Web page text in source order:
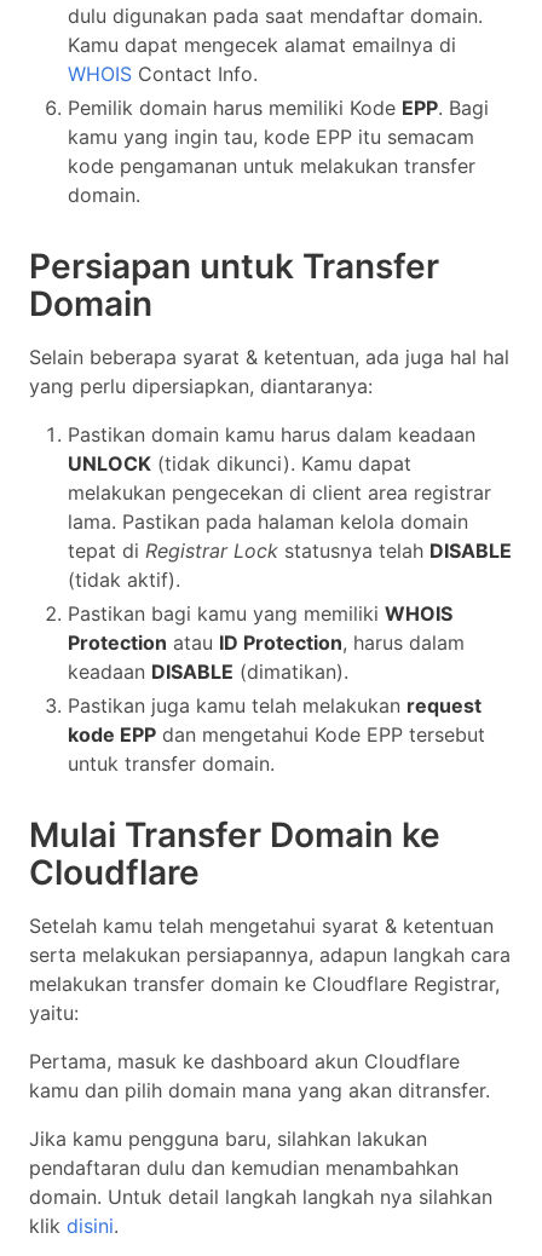
dulu digunakan pada saat mendaftar domain.
Kamu dapat mengecek alamat emailnya di
WHOIS Contact Info.
Pemilik domain harus memiliki Kode EPP. Bagi
kamu yang ingin tau, kode EPP itu semacam
kode pengamanan untuk melakukan transfer
domain.
Persiapan untuk Transfer
Domain
Selain beberapa syarat & ketentuan, ada juga hal hal
yang perlu dipersiapkan, diantaranya:
Pastikan domain kamu harus dalam keadaan
UNLOCK (tidak dikunci). Kamu dapat
melakukan pengecekan di client area registrar
lama. Pastikan pada halaman kelola domain
tepat di Registrar Lock statusnya telah DISABLE
(tidak aktif).
Pastikan bagi kamu yang memiliki WHOIS
Protection atau ID Protection, harus dalam
keadaan DISABLE (dimatikan).
Pastikan juga kamu telah melakukan request
kode EPP dan mengetahui Kode EPP tersebut
untuk transfer domain.
Mulai Transfer Domain ke
Cloudflare
Setelah kamu telah mengetahui syarat & ketentuan
serta melakukan persiapannya, adapun langkah cara
melakukan transfer domain ke Cloudflare Registrar,
yaitu:
Pertama, masuk ke dashboard akun Cloudflare
kamu dan pilih domain mana yang akan ditransfer.
Jika kamu pengguna baru, silahkan lakukan
pendaftaran dulu dan kemudian menambahkan
domain. Untuk detail langkah langkah nya silahkan
klik disini.